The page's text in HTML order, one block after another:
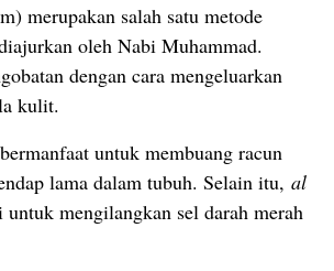
merupakan salah satu metode
oleh Nabi Muhammad.
dengan cara mengeluarkan
kulit.
untuk membuang racun
lama dalam tubuh. Selain itu, al
untuk mengilangkan sel darah merah